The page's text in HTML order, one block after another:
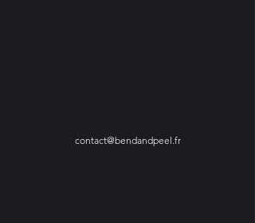
contact@bendandpeel.fr